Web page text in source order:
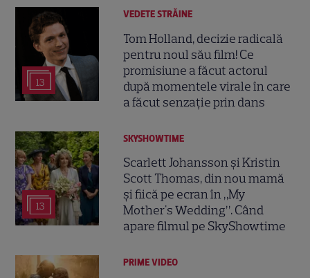
13
VEDETE STRĂINE
Tom Holland, decizie radicală
pentru noul său film! Ce
promisiune a făcut actorul
după momentele virale în care
a făcut senzație prin dans
13
SKYSHOWTIME
Scarlett Johansson și Kristin
Scott Thomas, din nou mamă
și fiică pe ecran în „My
Mother's Wedding”. Când
apare filmul pe SkyShowtime
PRIME VIDEO